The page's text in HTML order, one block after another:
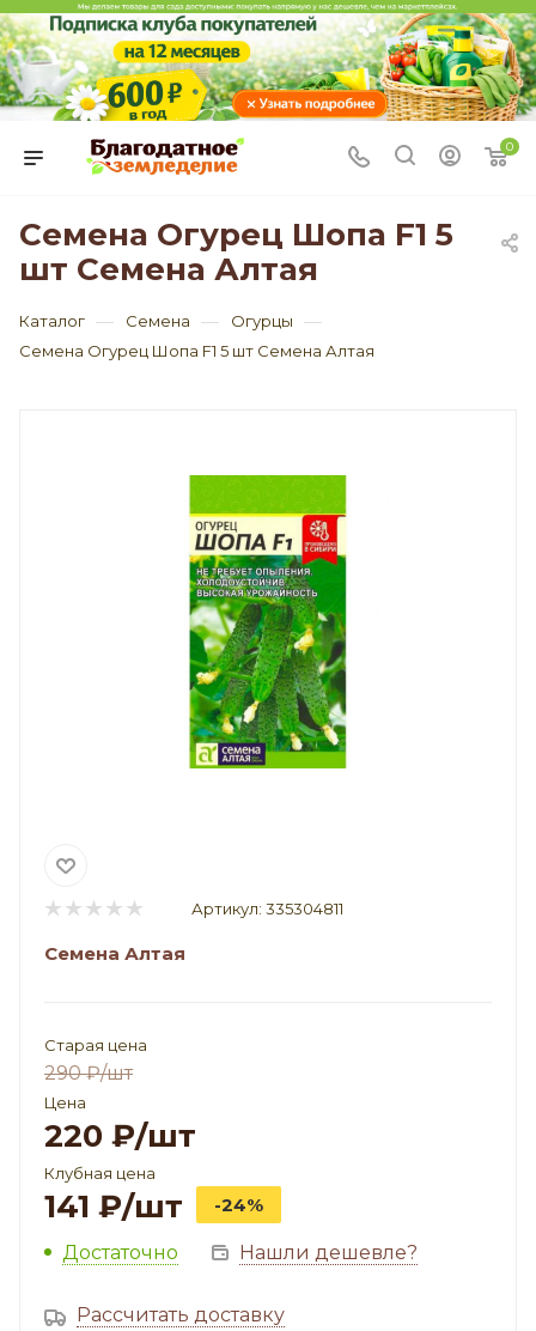
0
Семена Огурец Шопа F1 5
шт Семена Алтая
Каталог — Семена — Огурцы —
Семена Огурец Шопа F1 5 шт Семена Алтая
Артикул: 335304811
Семена Алтая
Старая цена
290₽/шт
Цена
220 ₽/шт
Клубная цена
141 ₽/шт -24%
Достаточно Нашли дешевле?
Рассчитать доставку